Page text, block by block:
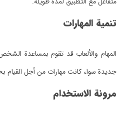
تنمية المهارات
جديدة سواء كانت مهارات من أجل القيام
مرونة الاستخدام